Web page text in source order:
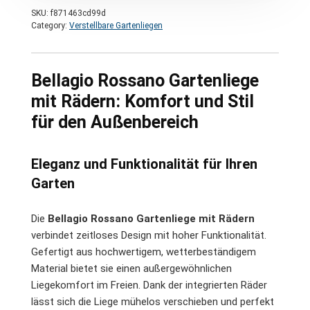
SKU:f871463cd99d
Category: Verstellbare Gartenliegen
Bellagio Rossano Gartenliege
mit Rädern: Komfort und Stil
für den Außenbereich
Eleganz und Funktionalität für Ihren
Garten
Die Bellagio Rossano Gartenliege mit Rädern
verbindet zeitloses Design mit hoher Funktionalität.
Gefertigt aus hochwertigem, wetterbeständigem
Material bietet sie einen außergewöhnlichen
Liegekomfort im Freien. Dank der integrierten Räder
lässt sich die Liege mühelos verschieben und perfekt